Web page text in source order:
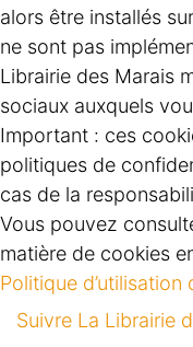
alors être installés
ne sont pas
Librairie des Marais
sociaux auxquels
Important : ces
politiques de
cas de la
Vous pouvez
matière de cookies
Politique
Suivre La Librairie